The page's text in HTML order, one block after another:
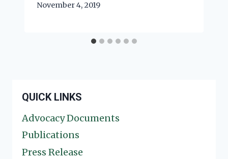
November 4, 2019
QUICK LINKS
Advocacy Documents
Publications
Press Release